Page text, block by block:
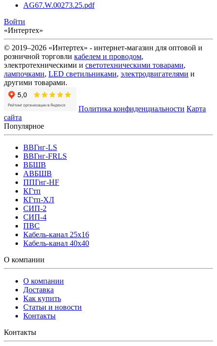
AG67.W.00273.25.pdf
Войти
«Интертех»
© 2019–2026 «Интертех» - интернет-магазин для оптовой и
розничной торговли кабелем и проводом,
электротехническими и светотехническими товарами,
лампочками, LED светильниками, электродвигателями и
другими товарами.
Политика конфиденциальности Карта
сайта
Популярное
ВВГнг-LS
ВВГнг-FRLS
ВБШВ
АВБШВ
ППГнг-HF
КГтп
КГтп-ХЛ
СИП-2
СИП-4
ПВС
Кабель-канал 25х16
Кабель-канал 40х40
О компании
О компании
Доставка
Как купить
Статьи и новости
Контакты
Контакты